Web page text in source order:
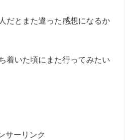
だとまた違った感想になるか
着いた頃にまた行ってみたい
サーリンク